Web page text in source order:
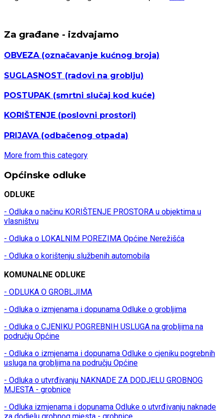
Za građane - izdvajamo
OBVEZA(označavanje kućnog broja)
SUGLASNOST (radovi na groblju)
POSTUPAK (smrtni slučaj kod kuće)
KORIŠTENJE (poslovni prostori)
PRIJAVA (odbačenog otpada)
More from this category
Općinske odluke
ODLUKE
- Odluka o načinu KORIŠTENJE PROSTORA u objektima u
vlasništvu
- Odluka o LOKALNIM POREZIMA Općine Nerežišća
- Odluka o korištenju službenih automobila
KOMUNALNE ODLUKE
- ODLUKA O GROBLJIMA
- Odluka o izmjenama i dopunama Odluke o grobljima
- Odluka o CJENIKU POGREBNIH USLUGA na grobljima na
području Općine
- Odluka o izmjenama i dopunama Odluke o cjeniku pogrebnih
usluga na grobljima na području Općine
- Odluka o utvrđivanju NAKNADE ZA DODJELU GROBNOG
MJESTA - grobnice
- Odluka izmjenama i dopunama Odluke o utvrđivanju naknade